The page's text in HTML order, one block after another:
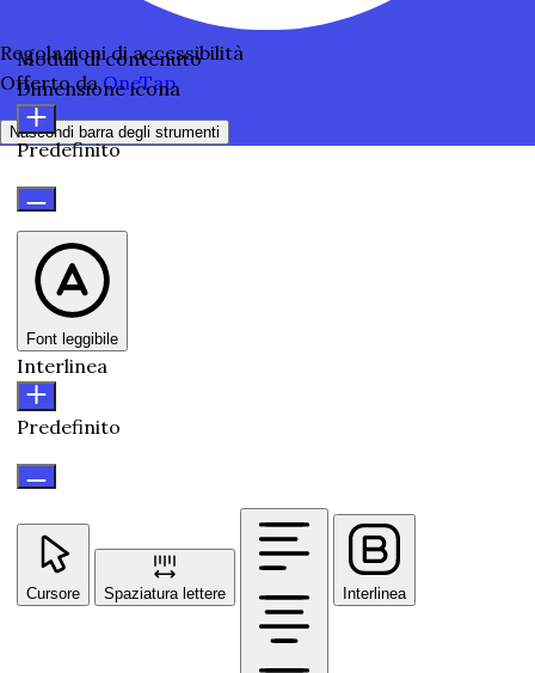
Regolazioni di accessibilità
Offerto daOneTap
Nascondi barra degli strumenti
Moduli di contenuto
Dimensione icona
Predefinito
Font leggibile
Interlinea
Predefinito
Cursore Spaziatura lettere Interlinea